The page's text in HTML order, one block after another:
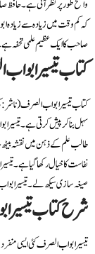
واضح طور پر نظر آتی ہے۔
کہ کم وقت میں زیادہ سے زیادہ
صاحب کا ایک عظیم علمی تحفہ
کتاب تیسیر
کتاب تیسیر ابواب الصرف
سہل بنا کر پیش کرتی ہے۔ تیسیر
طالب علم کے ذہن میں نقشہ
نفاست کا خیال رکھا گیا ہے۔
صیغہ سازی سیکھ لے۔ تیسیر
شرح کتاب تیسیر
تیسیر ابواب الصرف کئی ایسی